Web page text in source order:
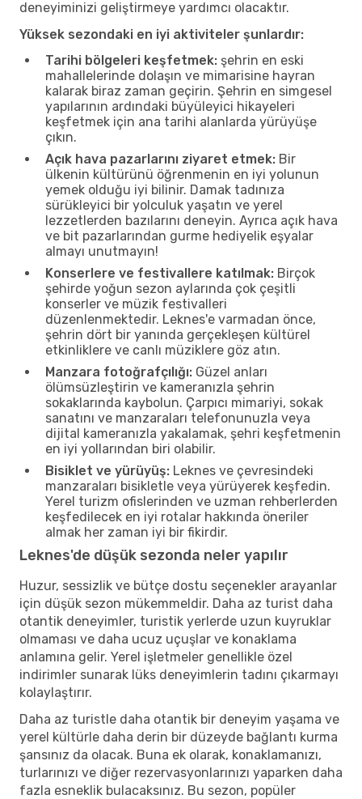
deneyiminizi geliştirmeye yardımcı olacaktır.
Yüksek sezondaki en iyi aktiviteler şunlardır:
Tarihi bölgeleri keşfetmek: şehrin en eski
mahallelerinde dolaşın ve mimarisine hayran
kalarak biraz zaman geçirin. Şehrin en simgesel
yapılarının ardındaki büyüleyici hikayeleri
keşfetmek için ana tarihi alanlarda yürüyüşe
çıkın.
Açık hava pazarlarını ziyaret etmek: Bir
ülkenin kültürünü öğrenmenin en iyi yolunun
yemek olduğu iyi bilinir. Damak tadınıza
sürükleyici bir yolculuk yaşatın ve yerel
lezzetlerden bazılarını deneyin. Ayrıca açık hava
ve bit pazarlarından gurme hediyelik eşyalar
almayı unutmayın!
Konserlere ve festivallere katılmak: Birçok
şehirde yoğun sezon aylarında çok çeşitli
konserler ve müzik festivalleri
düzenlenmektedir. Leknes'e varmadan önce,
şehrin dört bir yanında gerçekleşen kültürel
etkinliklere ve canlı müziklere göz atın.
Manzara fotoğrafçılığı: Güzel anları
ölümsüzleştirin ve kameranızla şehrin
sokaklarında kaybolun. Çarpıcı mimariyi, sokak
sanatını ve manzaraları telefonunuzla veya
dijital kameranızla yakalamak, şehri keşfetmenin
en iyi yollarından biri olabilir.
Bisiklet ve yürüyüş: Leknes ve çevresindeki
manzaraları bisikletle veya yürüyerek keşfedin.
Yerel turizm ofislerinden ve uzman rehberlerden
keşfedilecek en iyi rotalar hakkında öneriler
almak her zaman iyi bir fikirdir.
Leknes'de düşük sezonda neler yapılır
Huzur, sessizlik ve bütçe dostu seçenekler arayanlar
için düşük sezon mükemmeldir. Daha az turist daha
otantik deneyimler, turistik yerlerde uzun kuyruklar
olmaması ve daha ucuz uçuşlar ve konaklama
anlamına gelir. Yerel işletmeler genellikle özel
indirimler sunarak lüks deneyimlerin tadını çıkarmayı
kolaylaştırır.
Daha az turistle daha otantik bir deneyim yaşama ve
yerel kültürle daha derin bir düzeyde bağlantı kurma
şansınız da olacak. Buna ek olarak, konaklamanızı,
turlarınızı ve diğer rezervasyonlarınızı yaparken daha
fazla esneklik bulacaksınız. Bu sezon, popüler